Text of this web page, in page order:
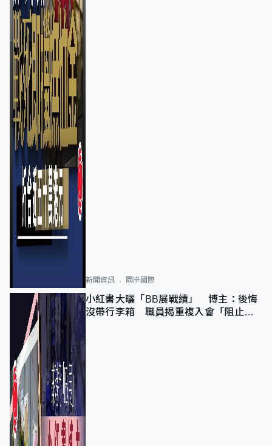
新聞資訊 兩岸國際
小紅書大曬「BB展戰績」 博主：後悔
沒帶行李箱 職員揭重複入會「阻止唔